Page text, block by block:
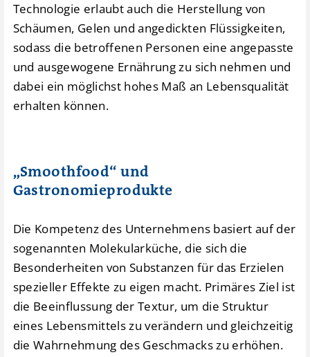
Technologie erlaubt auch die Herstellung von
Schäumen, Gelen und angedickten Flüssigkeiten,
sodass die betroffenen Personen eine angepasste
und ausgewogene Ernährung zu sich nehmen und
dabei ein möglichst hohes Maß an Lebensqualität
erhalten können.
„Smoothfood“ und
Gastronomieprodukte
Die Kompetenz des Unternehmens basiert auf der
sogenannten Molekularküche, die sich die
Besonderheiten von Substanzen für das Erzielen
spezieller Effekte zu eigen macht. Primäres Ziel ist
die Beeinflussung der Textur, um die Struktur
eines Lebensmittels zu verändern und gleichzeitig
die Wahrnehmung des Geschmacks zu erhöhen.